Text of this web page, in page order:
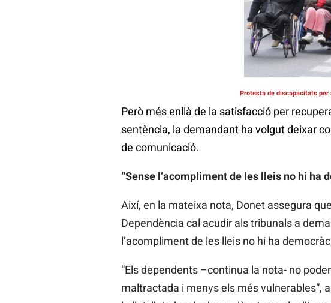
Protesta de discapacitats per
Però més enllà de la satisfacció per
sentència, la demandant ha volgut deixar
de comunicació.
“Sense l’acompliment de les lleis no hi ha
Així, en la mateixa nota, Donet assegura
Dependència cal acudir als tribunals a
l’acompliment de les lleis no hi ha
“Els dependents –continua la nota- no
maltractada i menys els més vulnerables”,